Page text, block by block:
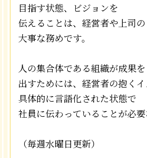
目指す状態、ビジョンを
伝えることは、経営者や上司の
大事な務めです。
人の集合体である組織が成果を
出すためには、経営者の抱く
具体的に言語化された状態で
社員に伝わっていることが必要
（毎週水曜日更新）